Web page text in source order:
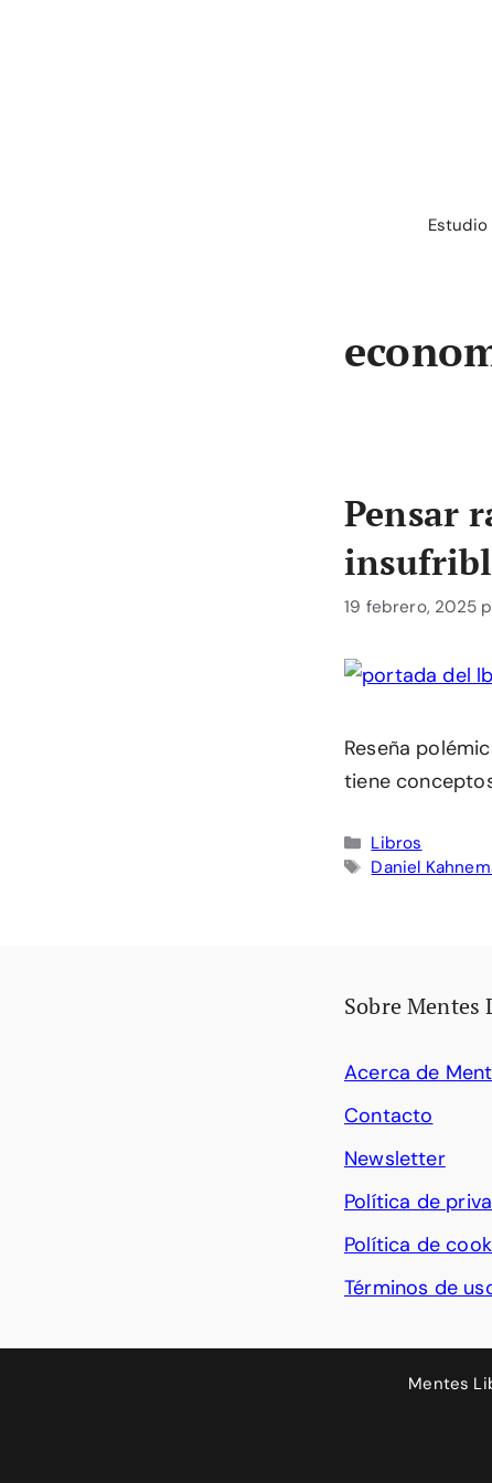
Estudio
Pensar
19 febrero, 2025
Reseña
tiene
Categorías
Libros
Etiquetas
Daniel
Sobre Mentes
Acerca de
Contacto
Newsletter
Política de
Política de
Términos de
Mentes